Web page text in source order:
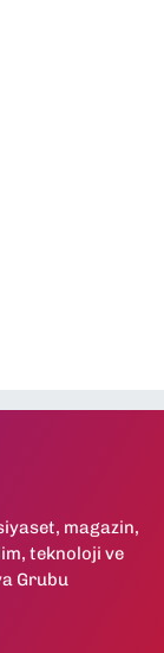
magazin,
teknoloji ve
Grubu